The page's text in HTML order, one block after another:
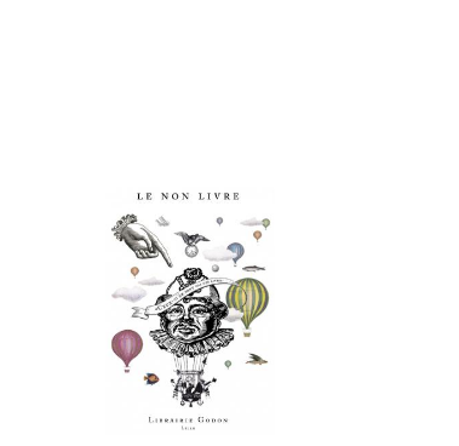
ARCHIVES DU PRIX
BRESLAUER